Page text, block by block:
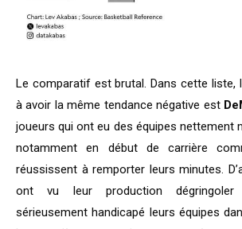
Le comparatif est brutal. Dans cette liste,
à avoir la même tendance négative est
joueurs qui ont eu des équipes nettement
notamment en début de carrière
réussissent à remporter leurs minutes.
ont vu leur production
sérieusement handicapé leurs équipes